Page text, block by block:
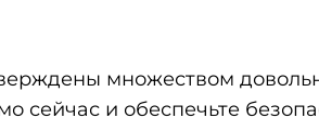
множеством
сейчас и обеспечьте